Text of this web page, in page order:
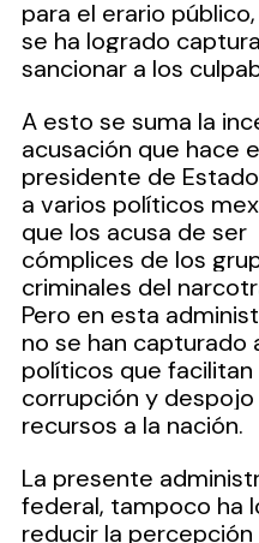
para el erario
se ha logrado
sancionar a los
A esto se suma la
acusación que hace
presidente de
a varios políticos
que los acusa de ser
cómplices de los
criminales del
Pero en esta
no se han capturado
políticos que facilitan
corrupción y despojo
recursos a la nación.
La presente
federal, tampoco ha
reducir la percepción